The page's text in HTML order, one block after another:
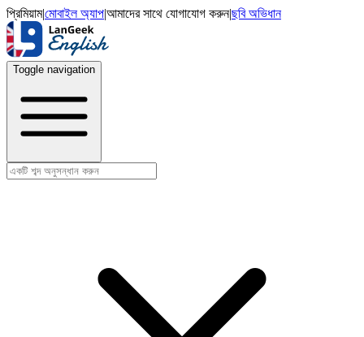
প্রিমিয়াম|মোবাইল অ্যাপ|আমাদের সাথে যোগাযোগ করুন|ছবি অভিধান
Toggle navigation